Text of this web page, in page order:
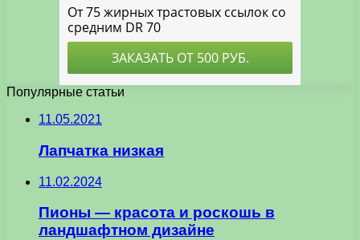
Популярные статьи
11.05.2021
Лапчатка низкая
11.02.2024
Пионы — красота и роскошь в
ландшафтном дизайне